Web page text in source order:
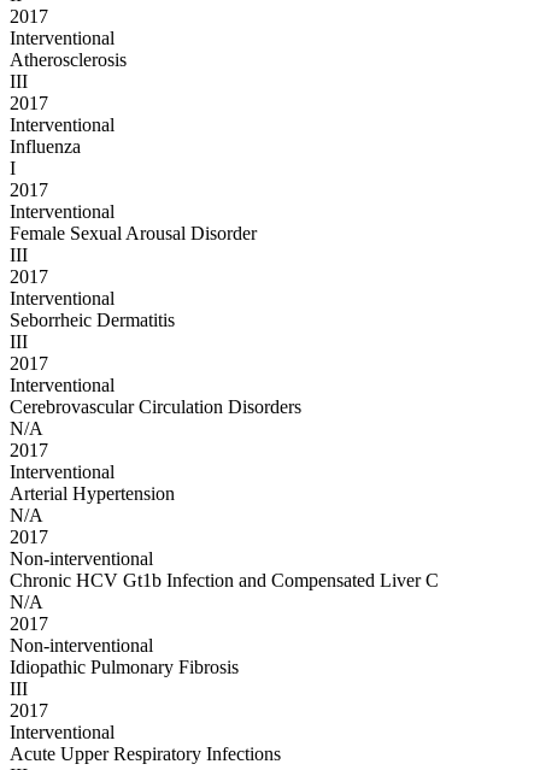
2017
Interventional
Atherosclerosis
III
2017
Interventional
Influenza
I
2017
Interventional
Female Sexual Arousal Disorder
III
2017
Interventional
Seborrheic Dermatitis
III
2017
Interventional
Cerebrovascular Circulation Disorders
N/A
2017
Interventional
Arterial Hypertension
N/A
2017
Non-interventional
Chronic HCV Gt1b Infection and Compensated Liver C
N/A
2017
Non-interventional
Idiopathic Pulmonary Fibrosis
III
2017
Interventional
Acute Upper Respiratory Infections